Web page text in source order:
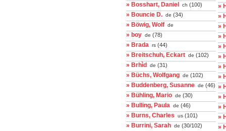
» Bosshart, Daniel ch (100)
» Bouncie D. de (34)
» Böwig, Wolf de
» boy de (78)
» Brada rs (44)
» Breitschuh, Eckart de (102)
» Brhìd de (31)
» Büchs, Wolfgang de (102)
» Buddenberg, Susanne de (46)
» Bühling, Mario de (30)
» Bulling, Paula de (46)
» Burns, Charles us (101)
» Burrini, Sarah de (30/102)
»
»
»
»
»
»
»
»
»
»
»
»
»